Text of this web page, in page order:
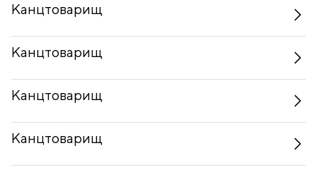
Канцтоварищ
Канцтоварищ
Канцтоварищ
Канцтоварищ